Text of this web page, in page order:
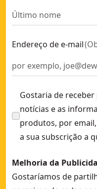
Endereço de e-mail(
Gostaria de
notícias e as
produtos, por email,
a sua subscrição a
Melhoria da
Gostaríamos de